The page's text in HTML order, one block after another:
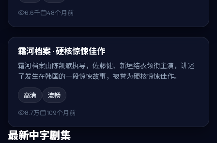
6.6千
48个月前
精选
霜河档案 · 硬核惊悚佳作
霜河档案由陈凯歌执导，佐藤健、新垣结衣领衔主演，讲述
了发生在韩国的一段惊悚故事，被誉为硬核惊悚佳作。
高清
流畅
8.7万
109个月前
最新中字剧集